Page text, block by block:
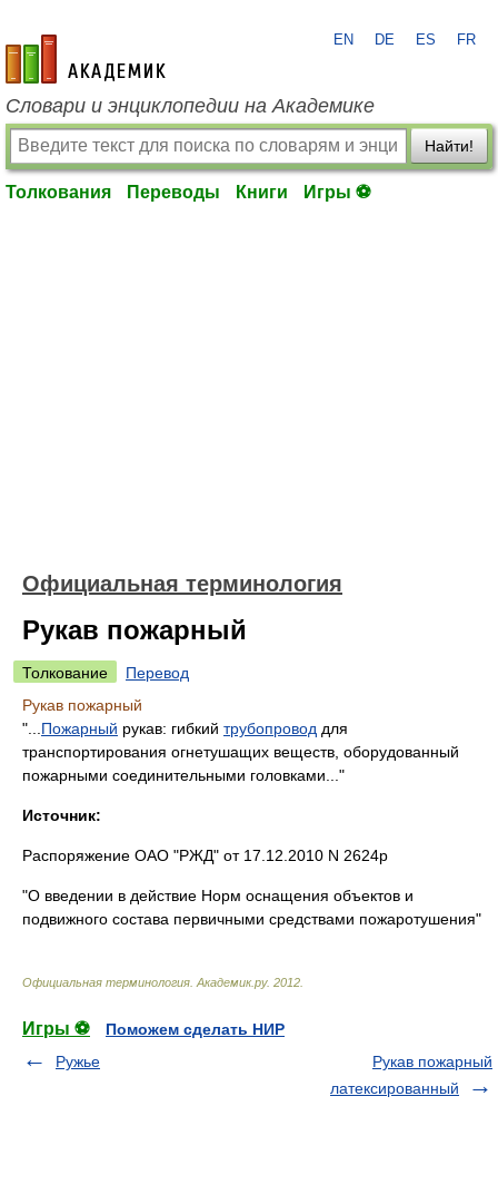
academic.ru
EN DE ES FR
Словари и энциклопедии на Академике
Найти!
Толкования Переводы Книги Игры ⚽
Официальная терминология
Рукав пожарный
Толкование
Перевод
Рукав пожарный
"... Пожарный рукав: гибкий трубопровод для
транспортирования огнетушащих веществ, оборудованный
пожарными соединительными головками..."
Источник:
Распоряжение ОАО "РЖД" от 17.12.2010 N 2624р
"О введении в действие Норм оснащения объектов и
подвижного состава первичными средствами пожаротушения"
Официальная терминология Академик.ру. 2012
Игры ⚽
Поможем сделать НИР
Ружье
Рукав пожарный
латексированный